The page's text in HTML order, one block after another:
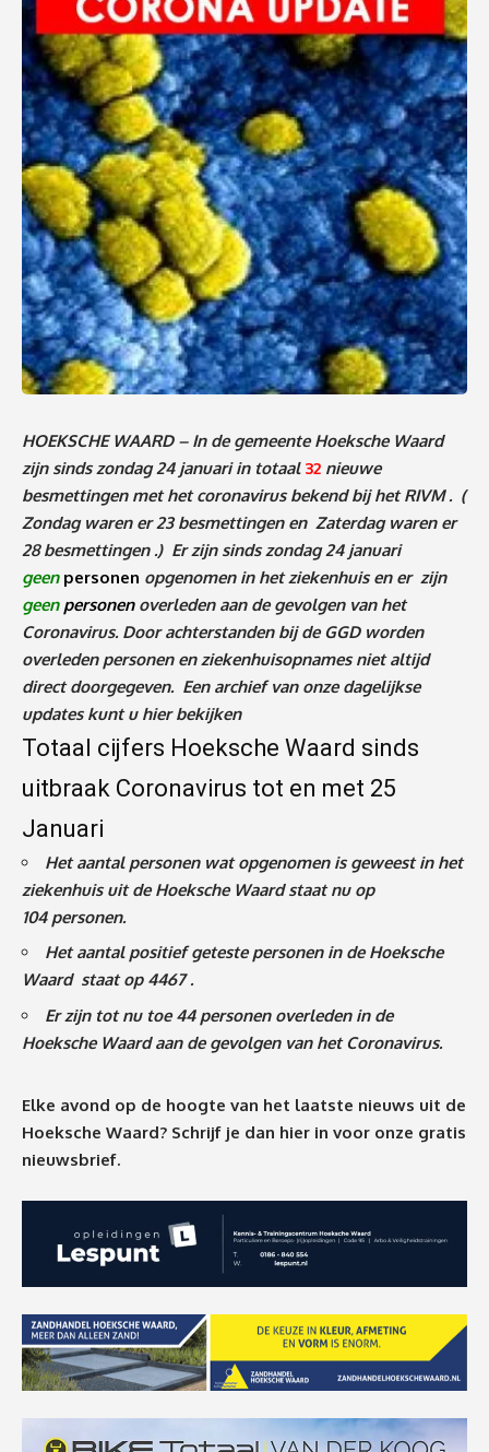
HOEKSCHE WAARD – In de gemeente Hoeksche Waard
zijn sinds zondag 24 januari in totaal32 nieuwe
besmettingen met het coronavirus bekend bij het RIVM . (
Zondag waren er 23 besmettingen en Zaterdag waren er
28 besmettingen .) Er zijn sinds zondag 24 januari
geen personen opgenomen in het ziekenhuis en er zijn
geen personen overleden aan de gevolgen van het
Coronavirus. Door achterstanden bij de GGD worden
overleden personen en ziekenhuisopnames niet altijd
direct doorgegeven. Een archief van onze dagelijkse
updates kunt u hierbekijken
Totaal cijfers Hoeksche Waard sinds
uitbraak Coronavirus tot en met 25
Januari
Het aantal personen wat opgenomen is geweest in het
ziekenhuis uit de Hoeksche Waard staat nu op
104 personen.
Het aantal positief geteste personen in de Hoeksche
Waard staat op 4467 .
Er zijn tot nu toe 44 personen overleden in de
Hoeksche Waard aan de gevolgen van het Coronavirus.
Elke avond op de hoogte van het laatste nieuws uit de
Hoeksche Waard? Schrijf je dan hier in voor onze gratis
nieuwsbrief.